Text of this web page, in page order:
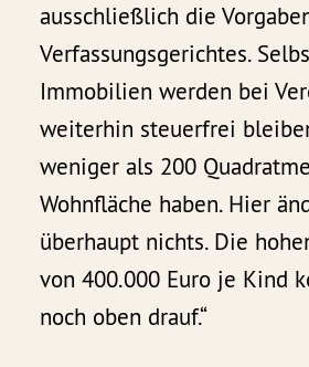
ausschließlich die
Verfassungsgerichtes.
Immobilien werden bei
weiterhin steuerfrei
weniger als 200
Wohnfläche haben. Hier
überhaupt nichts. Die
von 400.000 Euro je Kind
noch oben drauf.“